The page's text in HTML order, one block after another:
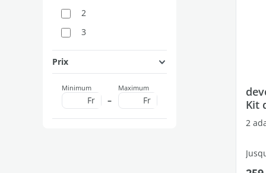
2
3
Prix
Minimum
Fr –
Maximum
Fr
Kit
2